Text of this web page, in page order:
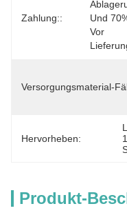
Zahlung::
Und
Vor
Versorgungsmaterial-
Hervorheben:
Produkt-